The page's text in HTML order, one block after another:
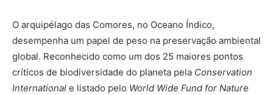
O arquipélago das Comores, no Oceano Índico,
desempenha um papel de peso na preservação ambiental
global. Reconhecido como um dos 25 maiores pontos
críticos de biodiversidade do planeta pela Conservation
International e listado pelo World Wide Fund for Nature